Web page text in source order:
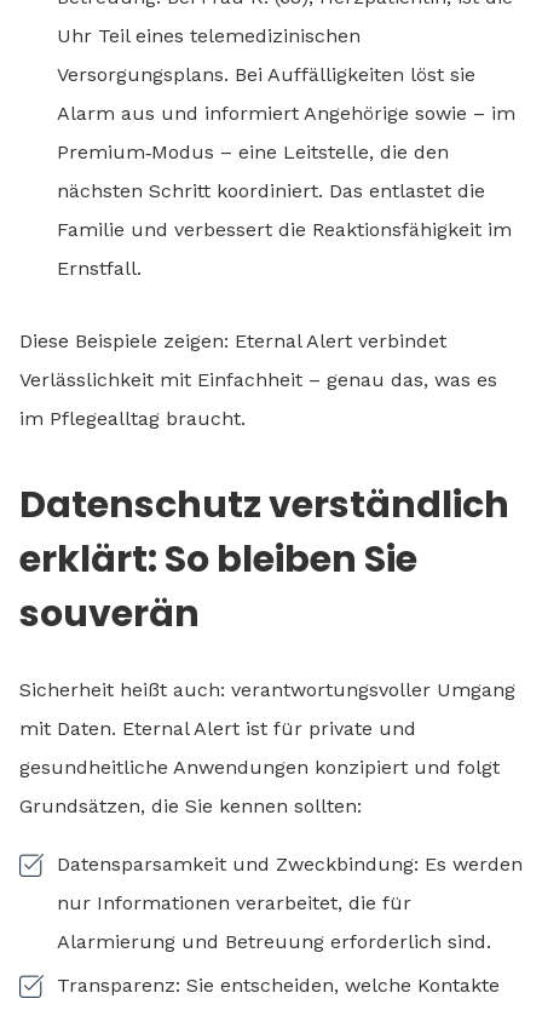
Uhr Teil eines telemedizinischen
Versorgungsplans. Bei Auffälligkeiten löst sie
Alarm aus und informiert Angehörige sowie – im
Premium‑Modus – eine Leitstelle, die den
nächsten Schritt koordiniert. Das entlastet die
Familie und verbessert die Reaktionsfähigkeit im
Ernstfall.
Diese Beispiele zeigen: Eternal Alert verbindet
Verlässlichkeit mit Einfachheit – genau das, was es
im Pflegealltag braucht.
Datenschutz verständlich
erklärt: So bleiben Sie
souverän
Sicherheit heißt auch: verantwortungsvoller Umgang
mit Daten. Eternal Alert ist für private und
gesundheitliche Anwendungen konzipiert und folgt
Grundsätzen, die Sie kennen sollten:
Datensparsamkeit und Zweckbindung: Es werden
nur Informationen verarbeitet, die für
Alarmierung und Betreuung erforderlich sind.
Transparenz: Sie entscheiden, welche Kontakte